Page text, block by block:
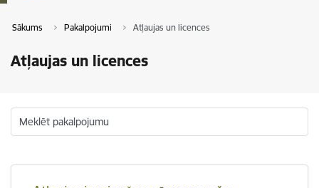
Sākums Pakalpojumi Atļaujas un licences
Atļaujas un licences
Meklēt pakalpojumu